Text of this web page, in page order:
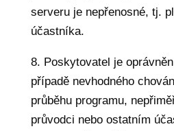
serveru je nepřenosné, tj.
účastníka.
8. Poskytovatel je
případě nevhodného
průběhu programu,
průvodci nebo ostatním